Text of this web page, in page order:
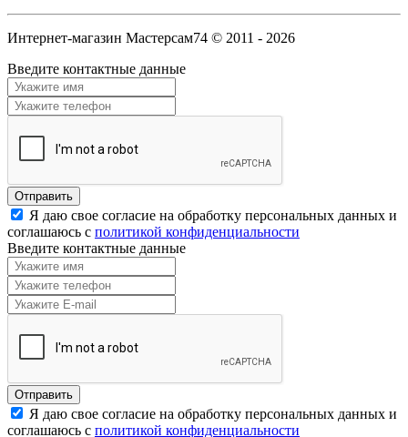
Интернет-магазин Мастерсам74 © 2011 - 2026
Введите контактные данные
Я даю свое согласие на обработку персональных данных и
соглашаюсь с политикой конфиденциальности
Введите контактные данные
Я даю свое согласие на обработку персональных данных и
соглашаюсь с политикой конфиденциальности